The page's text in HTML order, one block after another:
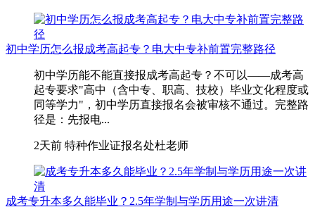
初中学历怎么报成考高起专？电大中专补前置完整路径
初中学历能不能直接报成考高起专？不可以——成考高
起专要求"高中（含中专、职高、技校）毕业文化程度或
同等学力"，初中学历直接报名会被审核不通过。完整路
径是：先报电...
2天前 特种作业证报名处杜老师
成考专升本多久能毕业？2.5年学制与学历用途一次讲清